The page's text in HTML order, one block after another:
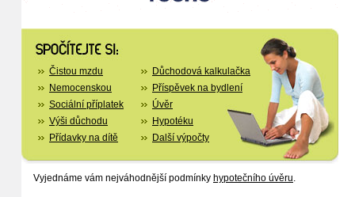
Čistou mzdu
Nemocenskou
Sociální příplatek
Výši důchodu
Přídavky na dítě
Důchodová kalkulačka
Příspěvek na bydlení
Úvěr
Hypotéku
Další výpočty
Vyjednáme vám nejváhodnější podmínky hypotečního úvěru.